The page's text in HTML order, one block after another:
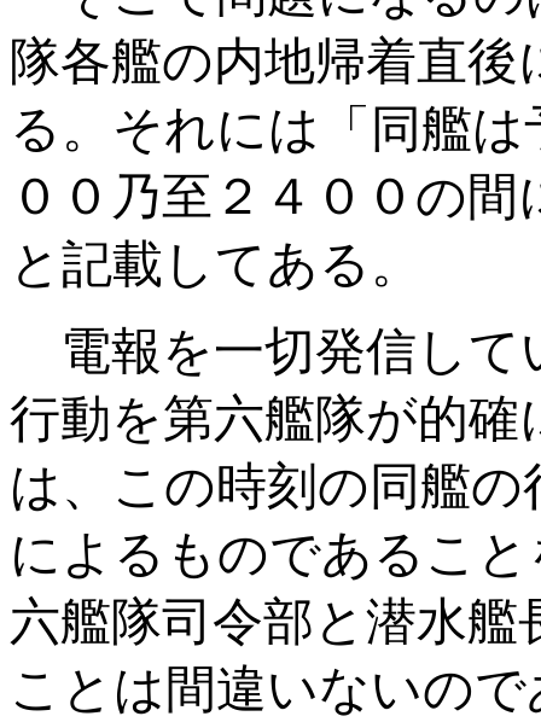
隊各艦の内地帰着直
る。それには「同艦
００乃至２４００の間
と記載してある。
電報を一切発信して
行動を第六艦隊が的
は、この時刻の同艦
によるものであるこ
六艦隊司令部と潜水
ことは間違いないの